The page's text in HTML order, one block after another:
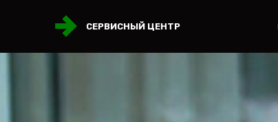
СЕРВИСНЫЙ ЦЕНТР